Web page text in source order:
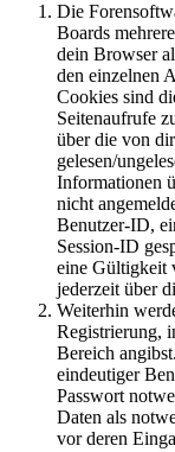
Die
Boards
dein Browser
den einzelnen
Cookies sind
Seitenaufrufe
über die von
gelesen/
Informationen
nicht
Benutzer-ID,
Session-ID
eine Gültigkeit
jederzeit über
Weiterhin
Registrierung,
Bereich
eindeutiger
Passwort
Daten als
vor deren